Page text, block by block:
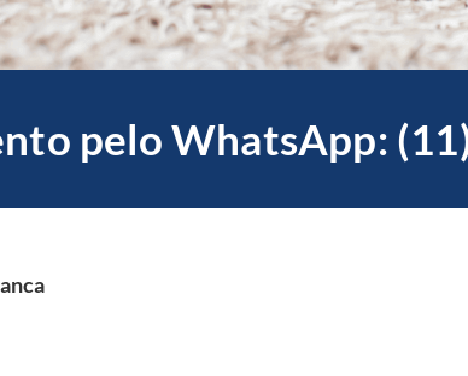
pelo WhatsApp: